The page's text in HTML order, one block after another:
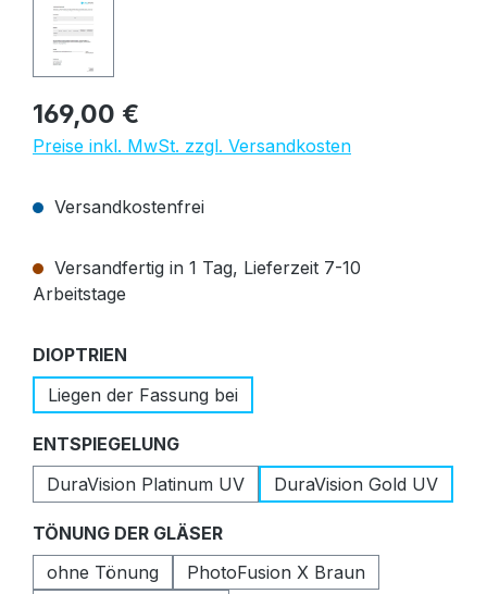
Regulärer Preis:
169,00 €
Preise inkl. MwSt. zzgl. Versandkosten
Versandkostenfrei
Versandfertig in 1 Tag, Lieferzeit 7-10
Arbeitstage
DIOPTRIEN
Liegen der Fassung bei
ENTSPIEGELUNGauswählen
DuraVision Platinum UV
DuraVision Gold UV
TÖNUNG DER GLÄSERauswählen
ohne Tönung
PhotoFusion X Braun